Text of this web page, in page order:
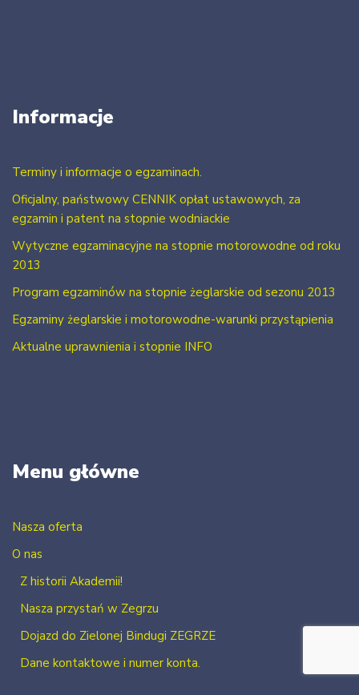
Informacje
Terminy i informacje o egzaminach.
Oficjalny, państwowy CENNIK opłat ustawowych, za
egzamin i patent na stopnie wodniackie
Wytyczne egzaminacyjne na stopnie motorowodne od roku
2013
Program egzaminów na stopnie żeglarskie od sezonu 2013
Egzaminy żeglarskie i motorowodne-warunki przystąpienia
Aktualne uprawnienia i stopnie INFO
Menu główne
Nasza oferta
O nas
Z historii Akademii!
Nasza przystań w Zegrzu
Dojazd do Zielonej Bindugi ZEGRZE
Dane kontaktowe i numer konta.